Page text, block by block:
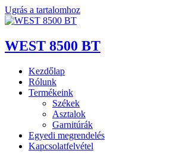
Ugrás a tartalomhoz
WEST 8500 BT
Kezdőlap
Rólunk
Termékeink
Székek
Asztalok
Garnitúrák
Egyedi megrendelés
Kapcsolatfelvétel